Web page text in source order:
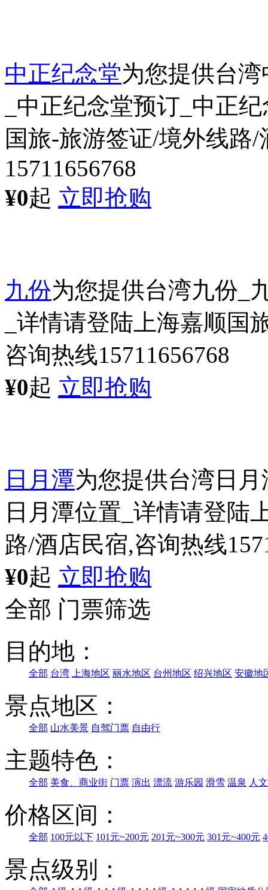
中正纪念堂为您提供台
_中正纪念堂预订_中正
国旅-旅游签证/境外线路
15711656768
¥0起 立即抢购
九份为您提供台湾九份_
_详情请登陆上海嘉顺国
咨询热线15711656768
¥0起 立即抢购
日月潭为您提供台湾日
日月潭位置_详情请登陆
路/酒店民宿,咨询热线
¥0起 立即抢购
全部 门票筛选
目的地：
全部 台湾 上海地区 丽水地区 台州地区 绍兴地区 安徽地
景点地区：
全部 山水美景 自驾门票 自由行
主题特色：
全部 美食、商业街 门票 演出 漂流 游乐园 滑雪 温泉 人
价格区间：
全部 100元以下 101元~200元 201元~300元 301元~400元
景点级别：